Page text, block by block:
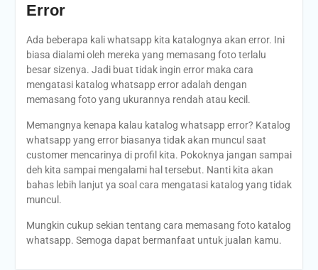
Error
Ada beberapa kali whatsapp kita katalognya akan error. Ini
biasa dialami oleh mereka yang memasang foto terlalu
besar sizenya. Jadi buat tidak ingin error maka cara
mengatasi katalog whatsapp error adalah dengan
memasang foto yang ukurannya rendah atau kecil.
Memangnya kenapa kalau katalog whatsapp error? Katalog
whatsapp yang error biasanya tidak akan muncul saat
customer mencarinya di profil kita. Pokoknya jangan sampai
deh kita sampai mengalami hal tersebut. Nanti kita akan
bahas lebih lanjut ya soal cara mengatasi katalog yang tidak
muncul.
Mungkin cukup sekian tentang cara memasang foto katalog
whatsapp. Semoga dapat bermanfaat untuk jualan kamu.